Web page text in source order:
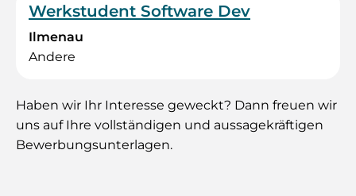
Werkstudent Software Dev
Ilmenau
Andere
Haben wir Ihr Interesse geweckt? Dann freuen wir
uns auf Ihre vollständigen und aussagekräftigen
Bewerbungsunterlagen.